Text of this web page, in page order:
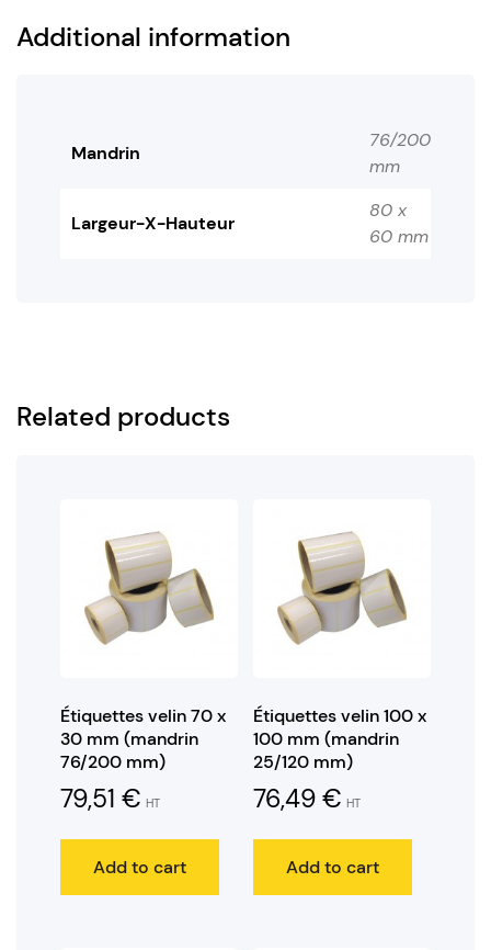
Additional information
Mandrin
76/200
mm
Largeur-X-Hauteur
80 x
60 mm
Related products
Étiquettes velin 70 x
30 mm (mandrin
76/200 mm)
79,51 € HT
Add to cart
Étiquettes velin 100 x
100 mm (mandrin
25/120 mm)
76,49 € HT
Add to cart